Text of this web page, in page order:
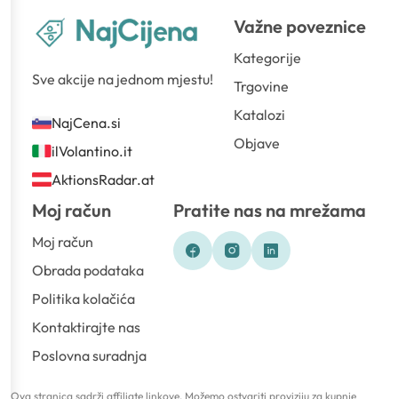
Sve akcije na jednom mjestu!
NajCena.si
ilVolantino.it
AktionsRadar.at
Važne poveznice
Kategorije
Trgovine
Katalozi
Objave
Moj račun
Moj račun
Obrada podataka
Politika kolačića
Kontaktirajte nas
Poslovna suradnja
Pratite nas na mrežama
Ova stranica sadrži affiliate linkove. Možemo ostvariti proviziju za kupnje